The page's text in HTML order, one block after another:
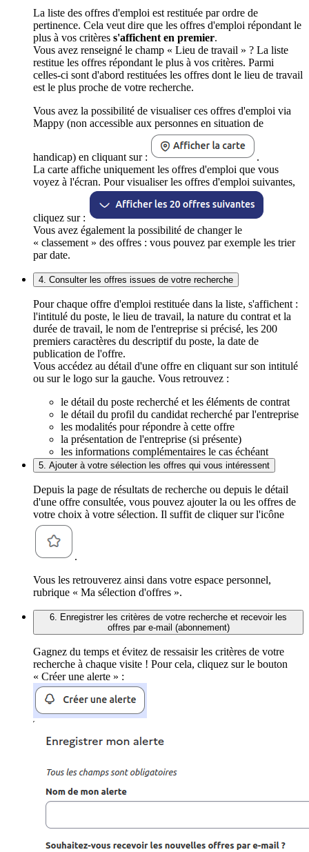
La liste des offres d'emploi est restituée par ordre de
pertinence. Cela veut dire que les offres d'emploi répondant le
plus à vos critères s'affichent en premier.
Vous avez renseigné le champ « Lieu de travail » ? La liste
restitue les offres répondant le plus à vos critères. Parmi
celles-ci sont d'abord restituées les offres dont le lieu de travail
est le plus proche de votre recherche.
Vous avez la possibilité de visualiser ces offres d'emploi via
Mappy (non accessible aux personnes en situation de
handicap) en cliquant sur :
.
La carte affiche uniquement les offres d'emploi que vous
voyez à l'écran. Pour visualiser les offres d'emploi suivantes,
cliquez sur :
Vous avez également la possibilité de changer le
« classement » des offres : vous pouvez par exemple les trier
par date.
4. Consulter les offres issues de votre recherche
Pour chaque offre d'emploi restituée dans la liste, s'affichent :
l'intitulé du poste, le lieu de travail, la nature du contrat et la
durée de travail, le nom de l'entreprise si précisé, les 200
premiers caractères du descriptif du poste, la date de
publication de l'offre.
Vous accédez au détail d'une offre en cliquant sur son intitulé
ou sur le logo sur la gauche. Vous retrouvez :
le détail du poste recherché et les éléments de contrat
le détail du profil du candidat recherché par l'entreprise
les modalités pour répondre à cette offre
la présentation de l'entreprise (si présente)
les informations complémentaires le cas échéant
5. Ajouter à votre sélection les offres qui vous intéressent
Depuis la page de résultats de recherche ou depuis le détail
d'une offre consultée, vous pouvez ajouter la ou les offres de
votre choix à votre sélection. Il suffit de cliquer sur l'icône
.
Vous les retrouverez ainsi dans votre espace personnel,
rubrique « Ma sélection d'offres ».
6. Enregistrer les critères de votre recherche et recevoir les
offres par e-mail (abonnement)
Gagnez du temps et évitez de ressaisir les critères de votre
recherche à chaque visite ! Pour cela, cliquez sur le bouton
« Créer une alerte » :